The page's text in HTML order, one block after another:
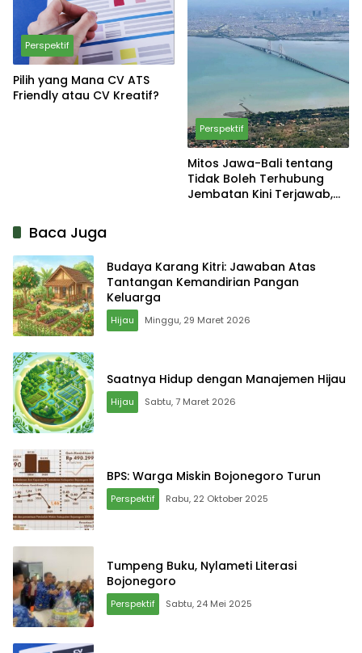
Perspektif
Pilih yang Mana CV ATS
Friendly atau CV Kreatif?
Perspektif
Mitos Jawa-Bali tentang
Tidak Boleh Terhubung
Jembatan Kini Terjawab,
Baca Juga
Budaya Karang Kitri: Jawaban Atas
Tantangan Kemandirian Pangan
Keluarga
Hijau Minggu, 29 Maret 2026
Saatnya Hidup dengan Manajemen Hijau
Hijau Sabtu, 7 Maret 2026
BPS: Warga Miskin Bojonegoro Turun
Perspektif Rabu, 22 Oktober 2025
Tumpeng Buku, Nylameti Literasi
Bojonegoro
Perspektif Sabtu, 24 Mei 2025